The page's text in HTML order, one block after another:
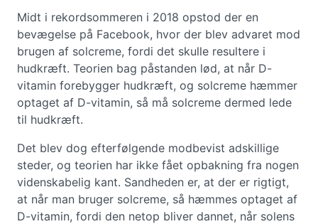
Midt i rekordsommeren i 2018 opstod der en
bevægelse på Facebook, hvor der blev advaret mod
brugen af solcreme, fordi det skulle resultere i
hudkræft. Teorien bag påstanden lød, at når D-
vitamin forebygger hudkræft, og solcreme hæmmer
optaget af D-vitamin, så må solcreme dermed lede
til hudkræft.
Det blev dog efterfølgende modbevist adskillige
steder, og teorien har ikke fået opbakning fra nogen
videnskabelig kant. Sandheden er, at der er rigtigt,
at når man bruger solcreme, så hæmmes optaget af
D-vitamin, fordi den netop bliver dannet, når solens